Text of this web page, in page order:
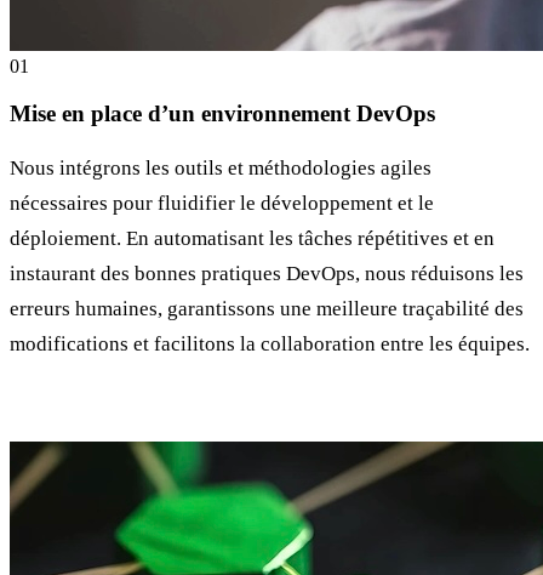
01
Mise en place d’un environnement DevOps
Nous intégrons les outils et méthodologies agiles
nécessaires pour fluidifier le développement et le
déploiement. En automatisant les tâches répétitives et en
instaurant des bonnes pratiques DevOps, nous réduisons les
erreurs humaines, garantissons une meilleure traçabilité des
modifications et facilitons la collaboration entre les équipes.